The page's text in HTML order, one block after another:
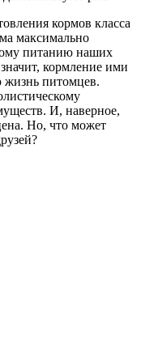
кормов класса
максимально
питанию наших
кормление ими
жизнь питомцев.
И, наверное,
Но, что может